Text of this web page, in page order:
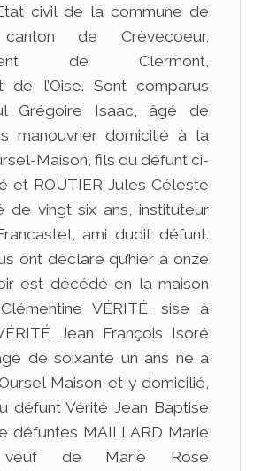
civil de la commune de
canton de Crèvecoeur,
de Clermont,
de l’Oise. Sont comparus
Grégoire Isaac, âgé de
manouvrier domicilié à la
Maison, fils du défunt ci-
et ROUTIER Jules Céleste
de vingt six ans, instituteur
ami dudit défunt.
ont déclaré qu’hier à onze
est décédé en la maison
VÉRITÉ, sise à
Jean François Isoré
de soixante un ans né à
Maison et y domicilié,
défunt Vérité Jean Baptise
défuntes MAILLARD Marie
veuf de Marie Rose